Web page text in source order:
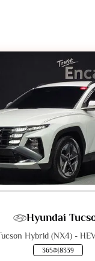
Hyundai
Hybrid (NX4) -
365러8339